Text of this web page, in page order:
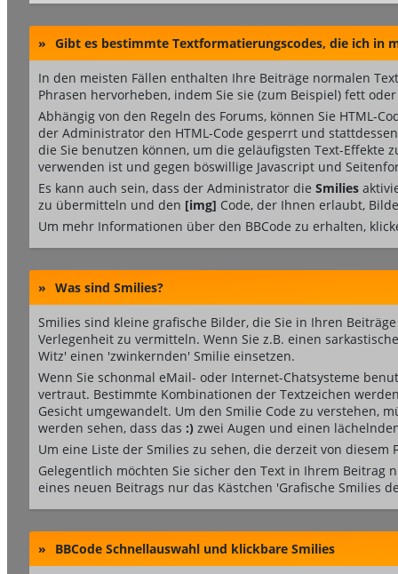
» Gibt es bestimmte Textformatierungscodes, die ich in
In den meisten Fällen enthalten Ihre Beiträge normalen
Phrasen hervorheben, indem Sie sie (zum Beispiel) fett
Abhängig von den Regeln des Forums, können Sie HTML-
der Administrator den HTML-Code gesperrt und
die Sie benutzen können, um die geläufigsten Text-Effekte
verwenden ist und gegen böswillige Javascript und
Es kann auch sein, dass der Administrator die Smilies
zu übermitteln und den [img] Code, der Ihnen erlaubt,
Um mehr Informationen über den BBCode zu erhalten,
» Was sind Smilies?
Smilies sind kleine grafische Bilder, die Sie in Ihren
Verlegenheit zu vermitteln. Wenn Sie z.B. einen
Witz' einen 'zwinkernden' Smilie einsetzen.
Wenn Sie schonmal eMail- oder Internet-Chatsysteme
vertraut. Bestimmte Kombinationen der Textzeichen
Gesicht umgewandelt. Um den Smilie Code zu verstehen,
werden sehen, dass das :) zwei Augen und einen
Um eine Liste der Smilies zu sehen, die derzeit von
Gelegentlich möchten Sie sicher den Text in Ihrem Beitrag
eines neuen Beitrags nur das Kästchen 'Grafische Smilies
» BBCode Schnellauswahl und klickbare Smilies